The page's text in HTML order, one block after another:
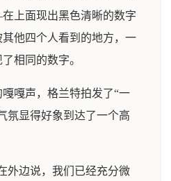
上面现出黑色清晰的数字
他四个人看到的地方，一
相同的数字。
嘎声，格兰特拍发了“一
氛显得好象到达了一个高
外边说，我们已经充分微